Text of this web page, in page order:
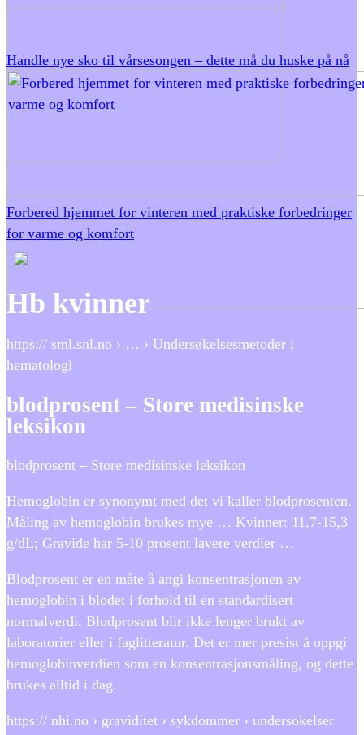
Handle nye sko til vårsesongen – dette må du huske på nå
Forbered hjemmet for vinteren med praktiske forbedringer
for varme og komfort
Hb kvinner
https:// sml.snl.no › … › Undersøkelsesmetoder i
hematologi
blodprosent – Store medisinske
leksikon
blodprosent – Store medisinske leksikon
Hemoglobin er synonymt med det vi kaller blodprosenten.
Måling av hemoglobin brukes mye … Kvinner: 11,7-15,3
g/dL; Gravide har 5-10 prosent lavere verdier …
Blodprosent er en måte å angi konsentrasjonen av
hemoglobin i blodet i forhold til en standardisert
normalverdi. Blodprosent blir ikke lenger brukt av
laboratorier eller i faglitteratur. Det er mer presist å oppgi
hemoglobinverdien som en konsentrasjonsmåling, og dette
brukes alltid i dag. .
https:// nhi.no › graviditet › sykdommer › undersokelser